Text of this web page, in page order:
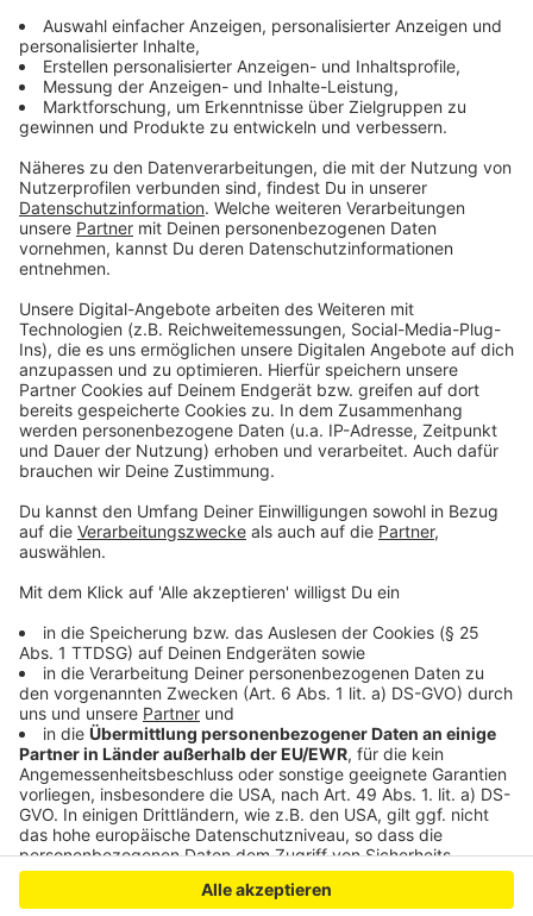
Anzeige
Jugendlichen eingeatmet. Dabei kann es schwere
gesundheitliche Folgen bis hin zu Hirnschäden
verursachen. Auch der Bund plant noch ein
Lachgasverbot für Jugendliche, bis das umgesetzt ist,
hat die Stadt Leverkusen schon mal vorgesorgt.
Anzeige
Weitere Meldungen aus Leverkusen
Leverkusener Jäger retten über 50 Kitze
Schwerer Unfall auf der A1 bei Leverkusen:
Zeugensuche
Leverkusener Bürgerliste: Anzeige gegen
Oberbürgermeister?
Anzeige
Anzeige